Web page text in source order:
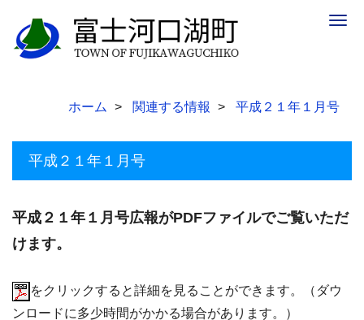
ホーム 関連する情報 平成２１年１月号
平成２１年１月号
平成２１年１月号広報がPDFファイルでご覧いただ
けます。
をクリックすると詳細を見ることができます。（ダウ
ンロードに多少時間がかかる場合があります。）